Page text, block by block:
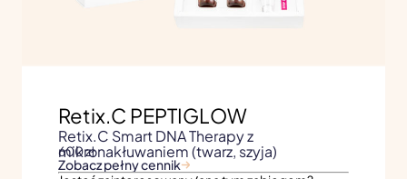
Retix.C PEPTIGLOW
Retix.C Smart DNA Therapy z
mikronakłuwaniem (twarz, szyja)
600 zł
Zobacz pełny cennik